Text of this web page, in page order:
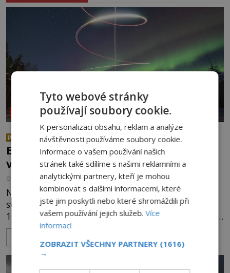
NEOBJASNĚNÉ UDÁLOSTI
PREMIUM
Co se všechno semlelo poblíž
Bridgewateru? UFO na obloze, monstra
v bažinách!
OD ADRIANA VOJTÍŠKOVÁ 8.8.2026 521
Nad bridgewaterským okolím září jasné sluneční
světlo, když se náhle stane cosi nečekaného. Dne
10. května roku 1760 v deset hodin dopoledne zde
dojde k vůbec prvnímu historicky doloženému
přeletu UFO. Podle záznamů vyzařuje takové
světlo, že vypadá jako „koule hořícího ohně“. Jde
jen o nějaký optický klam, nebo se zde skutečně
Tyto webové stránky
používají soubory cookie.
K personalizaci obsahu, reklam a analýze
návštěvnosti používáme soubory cookie.
Informace o vašem používání našich
stránek také sdílíme s našimi reklamními a
analytickými partnery, kteří je mohou
kombinovat s dalšími informacemi, které
jste jim poskytli nebo které shromáždili při
vašem používání jejich služeb.Více
informací
ZOBRAZIT VŠECHNY PARTNERY (1616)
→